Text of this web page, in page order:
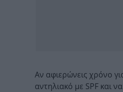
Αν αφιερώνεις χρόνο
αντηλιακό με SPF και